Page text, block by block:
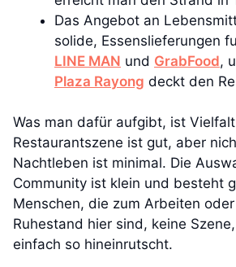
Das Angebot an
solide, Essenslieferungen
LINE MAN und GrabFood,
Plaza Rayong deckt den
Was man dafür aufgibt, ist
Restaurantszene ist gut, aber
Nachtleben ist minimal. Die
Community ist klein und besteht
Menschen, die zum Arbeiten
Ruhestand hier sind, keine
einfach so hineinrutscht.